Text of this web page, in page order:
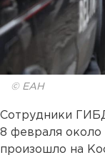
© ЕАН
Сотрудники
8 февраля около
произошло на